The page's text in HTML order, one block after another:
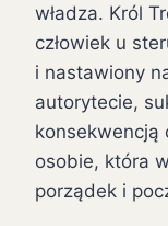
władza. Król
człowiek u
i nastawiony
autorytecie,
konsekwencją
osobie, która
porządek i